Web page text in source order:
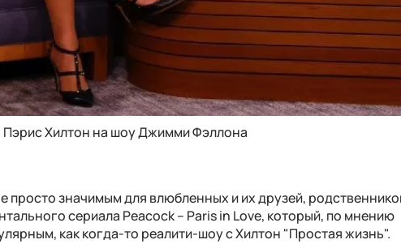
Пэрис Хилтон на шоу Джимми Фэллона
просто значимым для влюбленных и их друзей,
сериала Peacock – Paris in Love, который, по мнению
как когда-то реалити-шоу с Хилтон "Простая жизнь".